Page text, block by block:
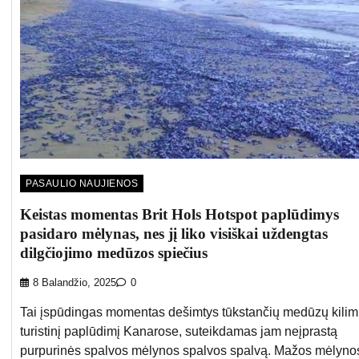
PASAULIO NAUJIENOS
Keistas momentas Brit Hols Hotspot paplūdimys
pasidaro mėlynas, nes jį liko visiškai uždengtas
dilgčiojimo medūzos spiečius
8 Balandžio, 2025 0
Tai įspūdingas momentas dešimtys tūkstančių medūzų
turistinį paplūdimį Kanarose, suteikdamas jam neįprastą
purpurinės spalvos mėlynos spalvos spalvą. Mažos